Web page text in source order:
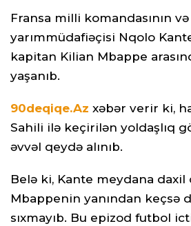
Fransa milli komandasının
yarımmüdafiəçisi Nqolo
kapitan Kilian Mbappe
yaşanıb.
90deqiqe.Az xəbər verir ki,
Sahili ilə keçirilən yoldaşlıq
əvvəl qeydə alınıb.
Belə ki, Kante meydana daxil
Mbappenin yanından keçsə
sıxmayıb. Bu epizod futbol